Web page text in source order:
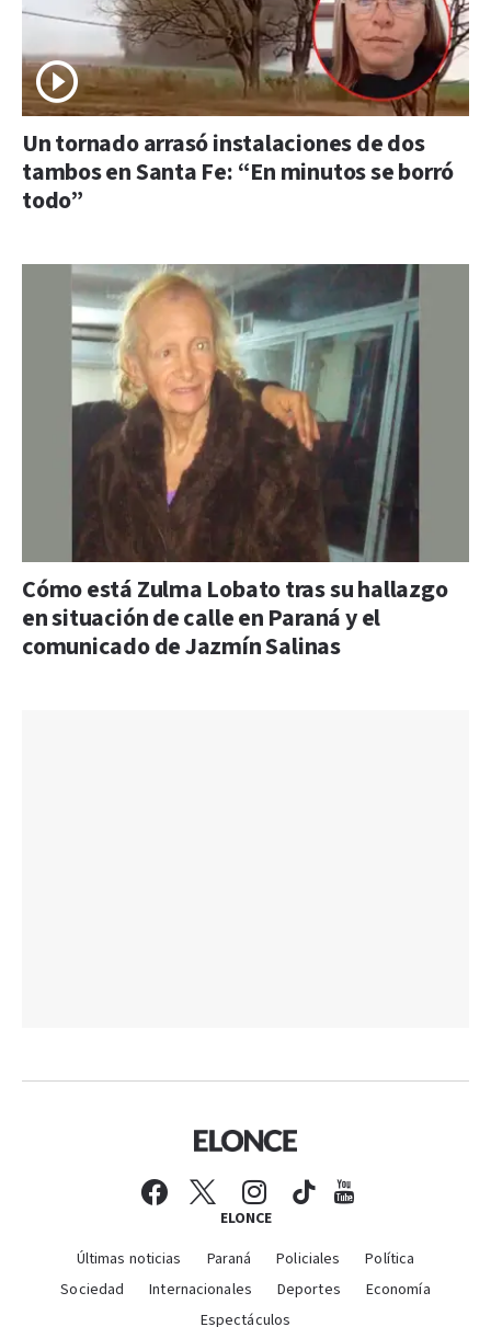
Un tornado arrasó instalaciones de dos
tambos en Santa Fe: “En minutos se borró
todo”
Cómo está Zulma Lobato tras su hallazgo
en situación de calle en Paraná y el
comunicado de Jazmín Salinas
ELONCE
Últimas noticias Paraná Policiales
Política
Sociedad
Internacionales Deportes
Economía
Espectáculos